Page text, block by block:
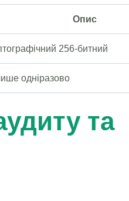
Опис
256‑битний
одніразово
та